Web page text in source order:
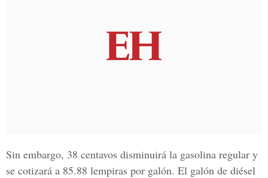
Sin embargo, 38 centavos disminuirá la gasolina regular y
se cotizará a 85.88 lempiras por galón. El galón de diésel